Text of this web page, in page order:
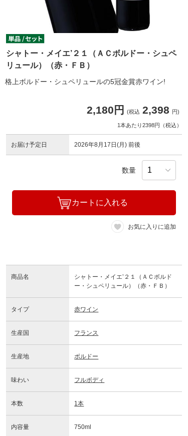
シャトー・メイエ’２１（ＡＣボルドー・シュペ
リュール）（赤・ＦＢ）
格上ボルドー・シュペリュールの5冠金賞赤ワイン!
2,180円 (税込 2,398 円)
1本あたり2398円（税込）
お届け予定日 2026年8月17日(月) 前後
数量
カートに入れる
お気に入りに追加
商品名
シャトー・メイエ’２１（ＡＣボルド
ー・シュペリュール）（赤・ＦＢ）
タイプ 赤ワイン
生産国 フランス
生産地 ボルドー
味わい フルボディ
本数 1本
内容量 750ml